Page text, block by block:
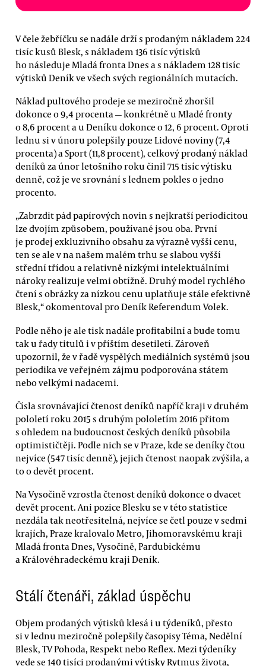
V čele žebříčku se nadále drží s prodaným nákladem 224
tisíc kusů Blesk, s nákladem 136 tisíc výtisků
ho následuje Mladá fronta Dnes a s nákladem 128 tisíc
výtisků Deník ve všech svých regionálních mutacích.
Náklad pultového prodeje se meziročně zhoršil
dokonce o 9,4 procenta — konkrétně u Mladé fronty
o 8,6 procent a u Deníku dokonce o 12, 6 procent. Oproti
lednu si v únoru polepšily pouze Lidové noviny (7,4
procenta) a Sport (11,8 procent), celkový prodaný náklad
deníků za únor letošního roku činil 715 tisíc výtisku
denně, což je ve srovnání s lednem pokles o jedno
procento.
„Zabrzdit pád papírových novin s nejkratší periodicitou
lze dvojím způsobem, používané jsou oba. První
je prodej exkluzivního obsahu za výrazně vyšší cenu,
ten se ale v na našem malém trhu se slabou vyšší
střední třídou a relativně nízkými intelektuálními
nároky realizuje velmi obtížně. Druhý model rychlého
čtení s obrázky za nízkou cenu uplatňuje stále efektivně
Blesk,“ okomentoval pro Deník Referendum Volek.
Podle něho je ale tisk nadále profitabilní a bude tomu
tak u řady titulů i v příštím desetiletí. Zároveň
upozornil, že v řadě vyspělých mediálních systémů jsou
periodika ve veřejném zájmu podporována státem
nebo velkými nadacemi.
Čísla srovnávající čtenost deníků napříč kraji v druhém
pololetí roku 2015 s druhým pololetím 2016 přitom
s ohledem na budoucnost českých deníků působila
optimističtěji. Podle nich se v Praze, kde se deníky čtou
nejvíce (547 tisíc denně), jejich čtenost naopak zvýšila, a
to o devět procent.
Na Vysočině vzrostla čtenost deníků dokonce o dvacet
devět procent. Ani pozice Blesku se v této statistice
nezdála tak neotřesitelná, nejvíce se četl pouze v sedmi
krajích, Praze kralovalo Metro, Jihomoravskému kraji
Mladá fronta Dnes, Vysočině, Pardubickému
a Královéhradeckému kraji Deník.
Stálí čtenáři, základ úspěchu
Objem prodaných výtisků klesá i u týdeníků, přesto
si v lednu meziročně polepšily časopisy Téma, Nedělní
Blesk, TV Pohoda, Respekt nebo Reflex. Mezi týdeníky
vede se 140 tisíci prodanými výtisky Rytmus života,